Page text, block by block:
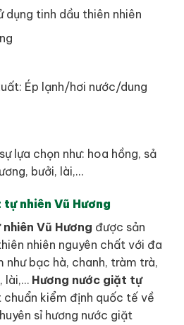
dụng tinh dầu thiên nhiên
Ép lạnh/hơi nước/dung
lựa chọn như: hoa hồng, sả
bưởi, lài,…
nhiên Vũ Hương
Vũ Hương được sản
nhiên nguyên chất với đa
như bạc hà, chanh, tràm trà,
lài,… Hương nước giặt tự
chuẩn kiểm định quốc tế về
sỉ hương nước giặt